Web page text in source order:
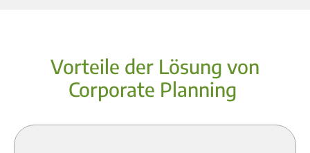
Vorteile der Lösung von
Corporate Planning